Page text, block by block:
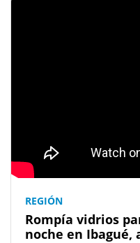
REGIÓN
Rompía vidrios
noche en Ibagué,